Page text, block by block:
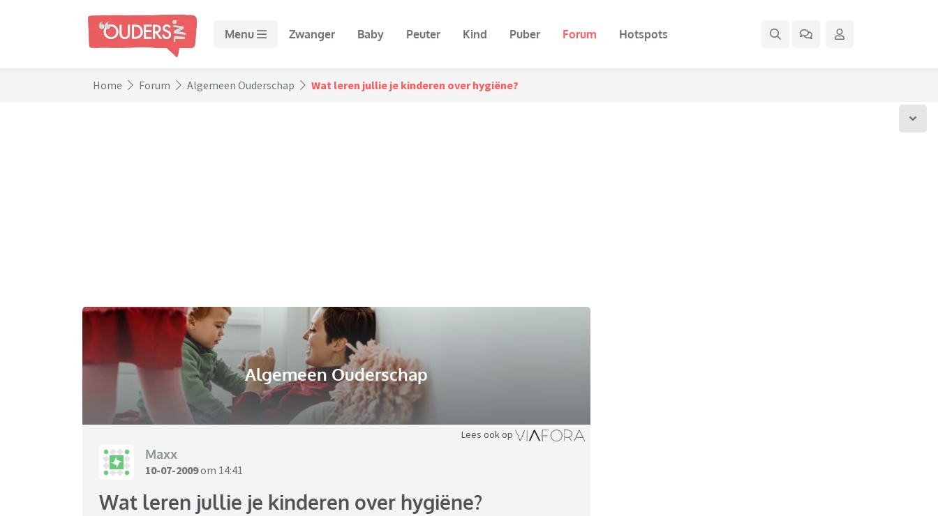
Menu Zwanger Baby Peuter Kind Puber Forum Hotspots
Home Forum Algemeen Ouderschap Wat leren jullie je kinderen over hygiëne?
Algemeen Ouderschap
Lees ook op
Maxx
10-07-2009om 14:41
Wat leren jullie je kinderen over hygiëne?